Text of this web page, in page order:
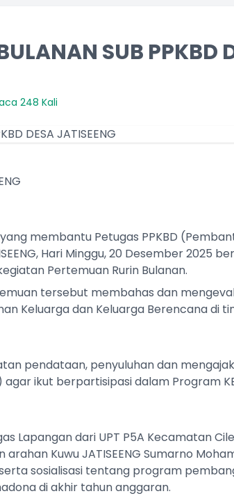
SUB PPKBD
248 Kali
membantu Petugas PPKBD
Hari Minggu, 20 Desember 2025
Pertemuan Rurin Bulanan.
tersebut membahas dan
Keluarga dan Keluarga Berencana di
pendataan, penyuluhan dan
agar ikut berpartisipasi dalam Program
Lapangan dari UPT P5A Kecamatan
Kuwu JATISEENG Sumarno
sosialisasi tentang program
di akhir tahun anggaran.